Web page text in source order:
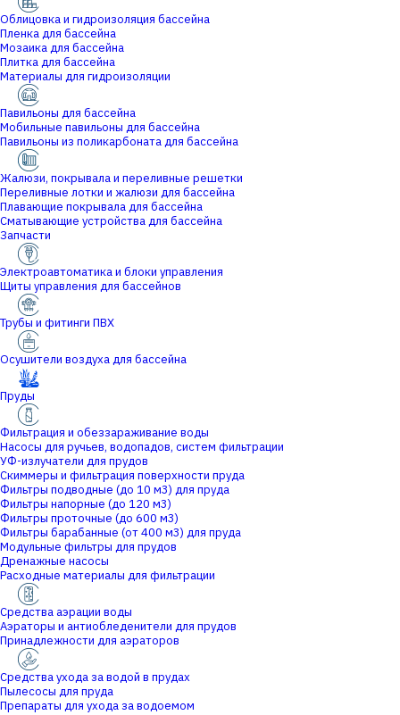
Облицовка и гидроизоляция бассейна
Пленка для бассейна
Мозаика для бассейна
Плитка для бассейна
Материалы для гидроизоляции
Павильоны для бассейна
Мобильные павильоны для бассейна
Павильоны из поликарбоната для бассейна
Жалюзи, покрывала и переливные решетки
Переливные лотки и жалюзи для бассейна
Плавающие покрывала для бассейна
Сматывающие устройства для бассейна
Запчасти
Электроавтоматика и блоки управления
Щиты управления для бассейнов
Трубы и фитинги ПВХ
Осушители воздуха для бассейна
Пруды
Фильтрация и обеззараживание воды
Насосы для ручьев, водопадов, систем фильтрации
УФ-излучатели для прудов
Скиммеры и фильтрация поверхности пруда
Фильтры подводные (до 10 м3) для пруда
Фильтры напорные (до 120 м3)
Фильтры проточные (до 600 м3)
Фильтры барабанные (от 400 м3) для пруда
Модульные фильтры для прудов
Дренажные насосы
Расходные материалы для фильтрации
Средства аэрации воды
Аэраторы и антиобледенители для прудов
Принадлежности для аэраторов
Средства ухода за водой в прудах
Пылесосы для пруда
Препараты для ухода за водоемом